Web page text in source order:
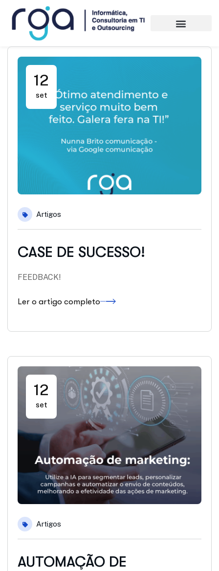
12
set
Artigos
CASE DE SUCESSO!
FEEDBACK!
Ler o artigo completo
12
set
Artigos
AUTOMAÇÃO DE